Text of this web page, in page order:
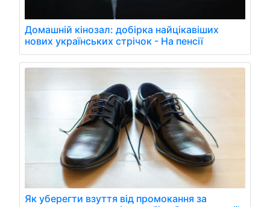
Домашній кінозал: добірка найцікавіших
нових українських стрічок - На пенсії
Як уберегти взуття від промокання за